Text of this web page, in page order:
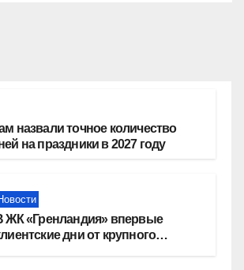
назвали точное количество
на праздники в 2027 году
ЖК «Гренландия» впервые
дни от крупного